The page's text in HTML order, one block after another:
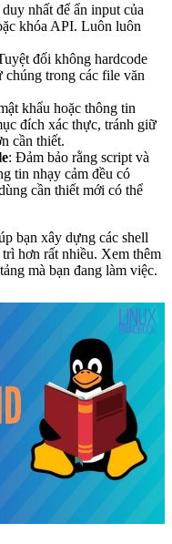
nhất để ẩn input của
khóa API. Luôn luôn
đối không hardcode
chúng trong các file văn
khẩu hoặc thông tin
đích xác thực, tránh giữ
cần thiết.
: Đảm bảo rằng script và
tin nhạy cảm đều có
cần thiết mới có thể
bạn xây dựng các shell
hơn rất nhiều. Xem thêm
mà bạn đang làm việc.